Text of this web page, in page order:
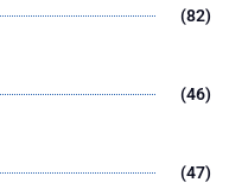
(82)
(46)
(47)